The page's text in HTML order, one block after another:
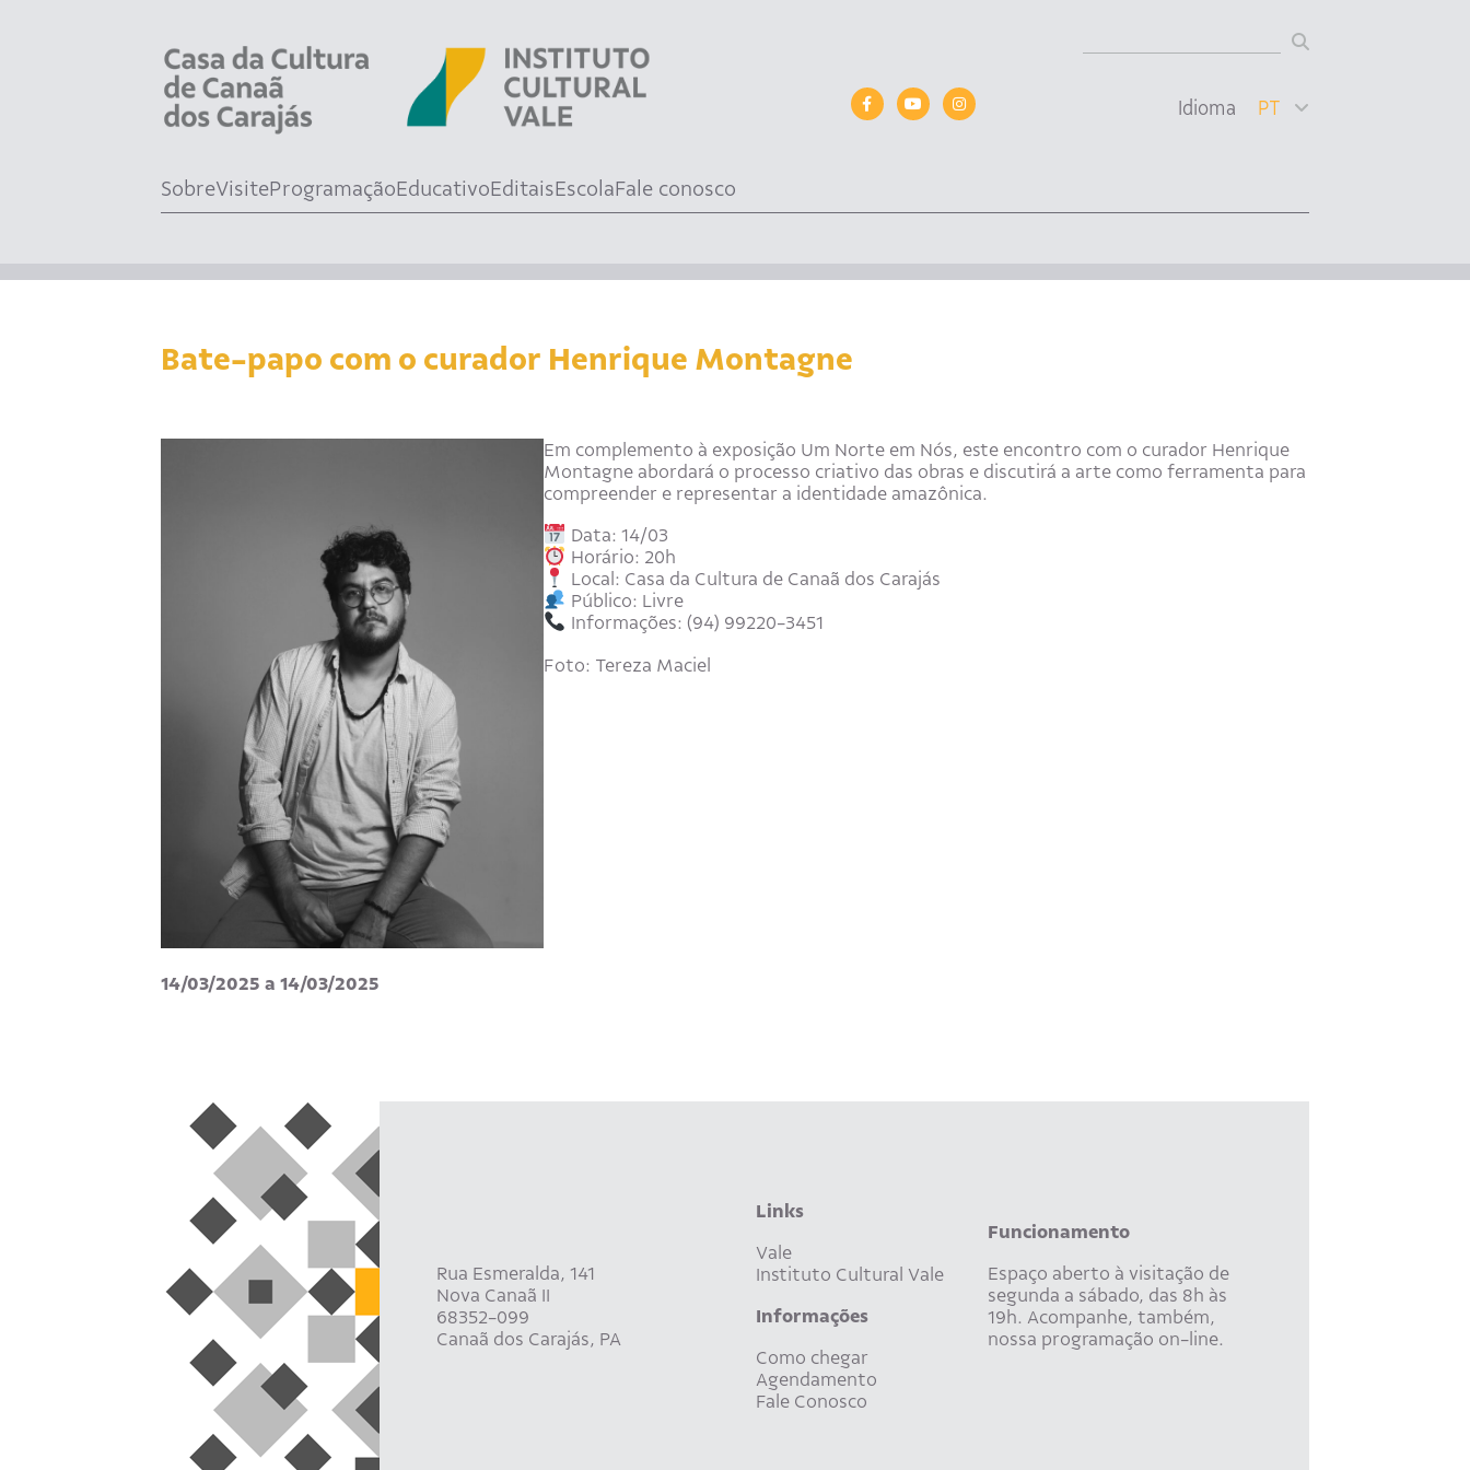
Idioma PT
SobreVisiteProgramaçãoEducativoEditaisEscolaFale conosco
Bate-papo com o curador Henrique Montagne
14/03/2025 a 14/03/2025
Em complemento à exposição Um Norte em Nós, este encontro com o curador Henrique
Montagne abordará o processo criativo das obras e discutirá a arte como ferramenta para
compreender e representar a identidade amazônica.
Data: 14/03
Horário: 20h
Local: Casa da Cultura de Canaã dos Carajás
Público: Livre
Informações: (94) 99220-3451
Foto: Tereza Maciel
Rua Esmeralda, 141
Nova Canaã II
68352-099
Canaã dos Carajás, PA
Links
Vale
Instituto Cultural Vale
Informações
Como chegar
Agendamento
Fale Conosco
Funcionamento
Espaço aberto à visitação de
segunda a sábado, das 8h às
19h. Acompanhe, também,
nossa programação on-line.